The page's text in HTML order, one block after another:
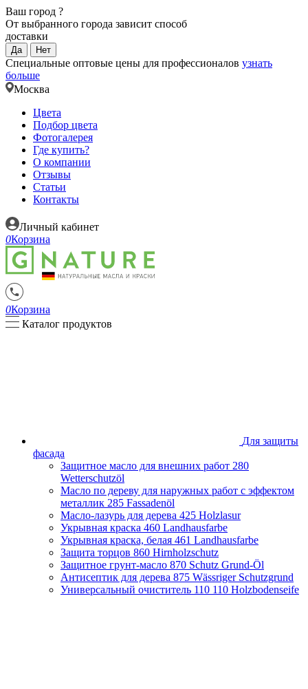
Ваш город ?
От выбранного города зависит способ
доставки
Да Нет
Специальные оптовые цены для профессионалов узнать
больше
Москва
Цвета
Подбор цвета
Фотогалерея
Где купить?
О компании
Отзывы
Статьи
Контакты
Личный кабинет
0Корзина
0Корзина
Каталог продуктов
Для защиты
фасада
Защитное масло для внешних работ 280
Wetterschutzöl
Масло по дереву для наружных работ с эффектом
металлик 285 Fassadenöl
Масло-лазурь для дерева 425 Holzlasur
Укрывная краска 460 Landhausfarbe
Укрывная краска, белая 461 Landhausfarbe
Защита торцов 860 Hirnholzschutz
Защитное грунт-масло 870 Schutz Grund-Öl
Антисептик для дерева 875 Wässriger Schutzgrund
Универсальный очиститель 110 110 Holzbodenseife